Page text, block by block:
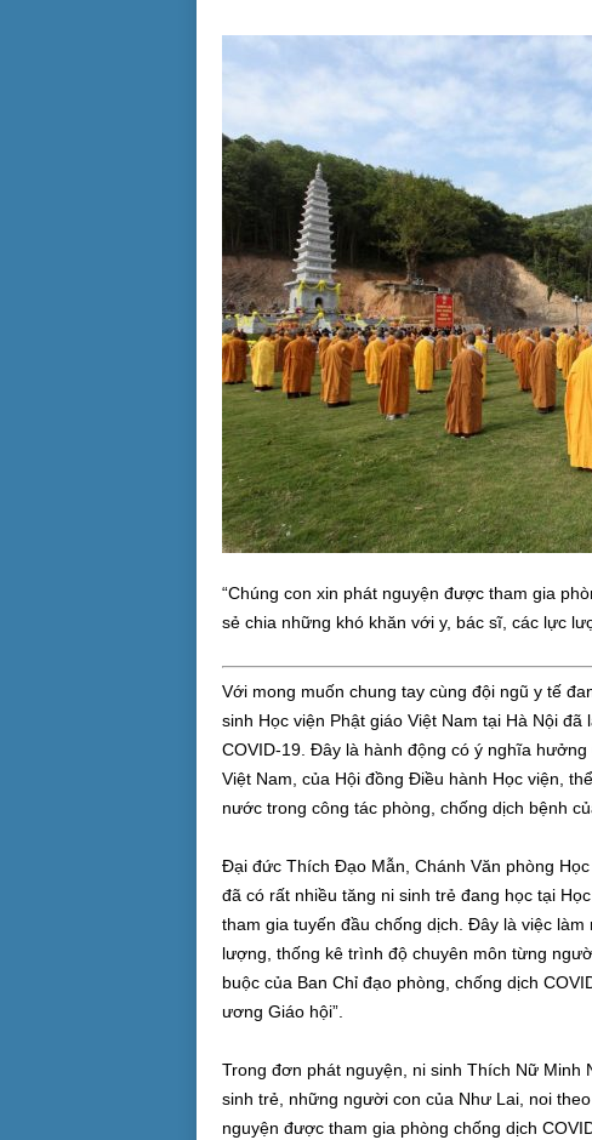
“Chúng con xin phát nguyện được tham gia
sẻ chia những khó khăn với y, bác sĩ, các lực
Với mong muốn chung tay cùng đội ngũ y tế
sinh Học viện Phật giáo Việt Nam tại Hà Nội
COVID-19. Đây là hành động có ý nghĩa
Việt Nam, của Hội đồng Điều hành Học viện,
nước trong công tác phòng, chống dịch bệnh
Đại đức Thích Đạo Mẫn, Chánh Văn phòng
đã có rất nhiều tăng ni sinh trẻ đang học tại
tham gia tuyến đầu chống dịch. Đây là việc
lượng, thống kê trình độ chuyên môn từng
buộc của Ban Chỉ đạo phòng, chống dịch
ương Giáo hội”.
Trong đơn phát nguyện, ni sinh Thích Nữ Minh
sinh trẻ, những người con của Như Lai, noi
nguyện được tham gia phòng chống dịch